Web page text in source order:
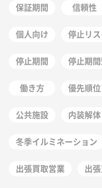
保証期間 信頼性
個人向け 停止リス
停止期間 停止期
働き方 優先順位
公共施設 内装解体
冬季イルミネーション
出張買取営業 出